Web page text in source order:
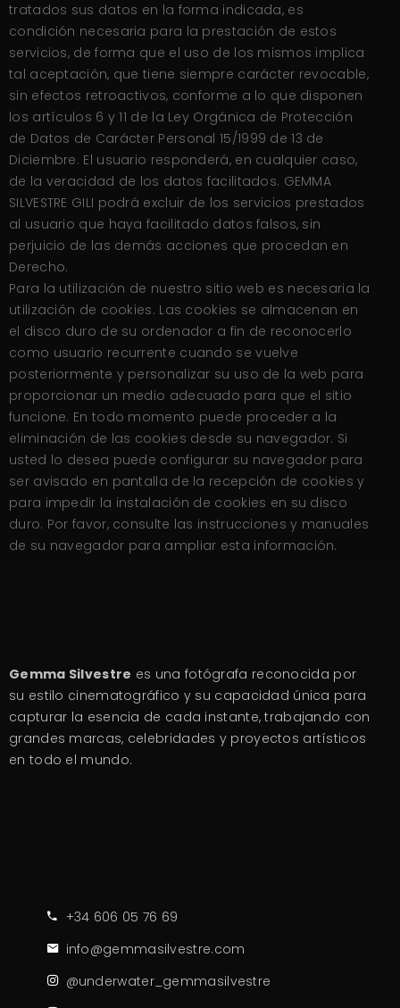
tratados sus datos en la forma indicada, es
condición necesaria para la prestación de estos
servicios, de forma que el uso de los mismos implica
tal aceptación, que tiene siempre carácter revocable,
sin efectos retroactivos, conforme a lo que disponen
los artículos 6 y 11 de la Ley Orgánica de Protección
de Datos de Carácter Personal 15/1999 de 13 de
Diciembre. El usuario responderá, en cualquier caso,
de la veracidad de los datos facilitados. GEMMA
SILVESTRE GILI podrá excluir de los servicios prestados
al usuario que haya facilitado datos falsos, sin
perjuicio de las demás acciones que procedan en
Derecho.
Para la utilización de nuestro sitio web es necesaria la
utilización de cookies. Las cookies se almacenan en
el disco duro de su ordenador a fin de reconocerlo
como usuario recurrente cuando se vuelve
posteriormente y personalizar su uso de la web para
proporcionar un medio adecuado para que el sitio
funcione. En todo momento puede proceder a la
eliminación de las cookies desde su navegador. Si
usted lo desea puede configurar su navegador para
ser avisado en pantalla de la recepción de cookies y
para impedir la instalación de cookies en su disco
duro. Por favor, consulte las instrucciones y manuales
de su navegador para ampliar esta información.
Gemma Silvestre es una fotógrafa reconocida por
su estilo cinematográfico y su capacidad única para
capturar la esencia de cada instante, trabajando con
grandes marcas, celebridades y proyectos artísticos
en todo el mundo.
+34 606 05 76 69
info@gemmasilvestre.com
@underwater_gemmasilvestre